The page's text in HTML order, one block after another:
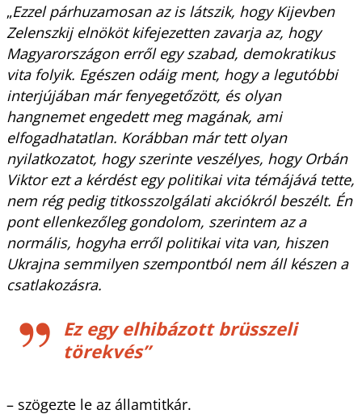
„Ezzel párhuzamosan az is látszik, hogy Kijevben
Zelenszkij elnököt kifejezetten zavarja az, hogy
Magyarországon erről egy szabad, demokratikus
vita folyik. Egészen odáig ment, hogy a legutóbbi
interjújában már fenyegetőzött, és olyan
hangnemet engedett meg magának, ami
elfogadhatatlan. Korábban már tett olyan
nyilatkozatot, hogy szerinte veszélyes, hogy Orbán
Viktor ezt a kérdést egy politikai vita témájává tette,
nem rég pedig titkosszolgálati akciókról beszélt. Én
pont ellenkezőleg gondolom, szerintem az a
normális, hogyha erről politikai vita van, hiszen
Ukrajna semmilyen szempontból nem áll készen a
csatlakozásra.
Ez egy elhibázott brüsszeli
törekvés”
– szögezte le az államtitkár.